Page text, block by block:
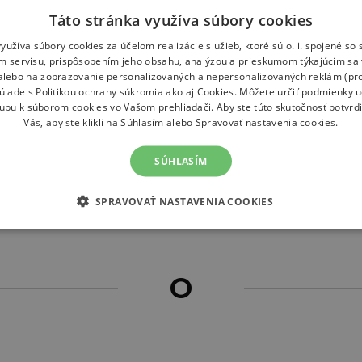
N
Nike
O
Táto stránka využíva súbory cookies
súbory cookies za účelom realizácie služieb, ktoré sú o. i. spojené so
servisu, prispôsobením jeho obsahu, analýzou a prieskumom týkajúcim sa
na zobrazovanie personalizovaných a nepersonalizovaných reklám
s Politikou ochrany súkromia ako aj Cookies. Môžete určiť podmienky
k súborom cookies vo Vašom prehliadači. Aby ste túto skutočnosť
Vás, aby ste klikli na Súhlasím alebo Spravovať nastavenia cookies.
SÚHLASÍM
SPRAVOVAŤ NASTAVENIA COOKIES